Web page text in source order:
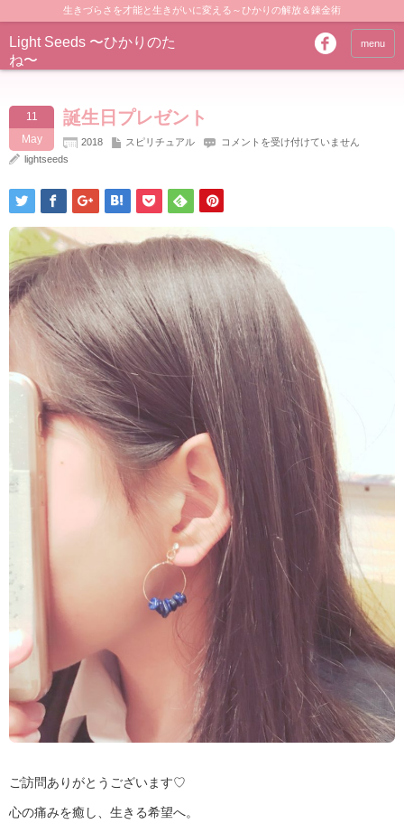
生きづらさを才能と生きがいに変える～ひかりの解放＆錬金術
Light Seeds 〜ひかりのた
ね〜
menu
11
May
誕生日プレゼント
2018 スピリチュアル
誕
ゼ
は
コメントを受け付けていません
lightseeds
ご訪問ありがとうございます♡
心の痛みを癒し、生きる希望へ。